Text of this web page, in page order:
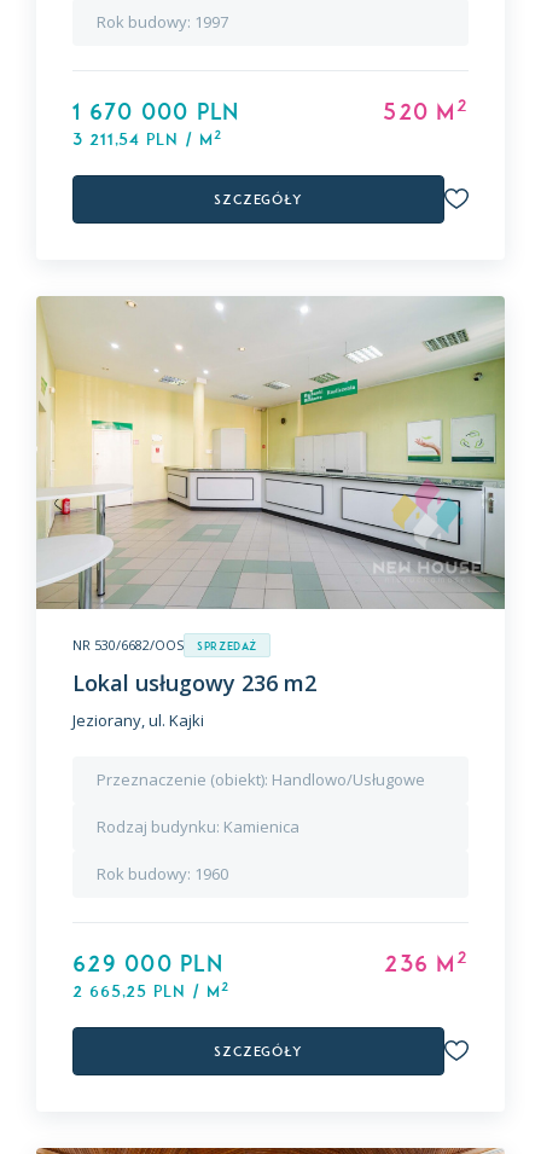
Rok budowy: 1997
1 670 000 PLN
3 211,54 PLN / m2
520 m 2
Szczegóły
NR 530/6682/OOS Sprzedaż
Lokal usługowy 236 m2
Jeziorany, ul. Kajki
Przeznaczenie (obiekt): Handlowo/Usługowe
Rodzaj budynku: Kamienica
Rok budowy: 1960
629 000 PLN
2 665,25 PLN / m2
236 m 2
Szczegóły